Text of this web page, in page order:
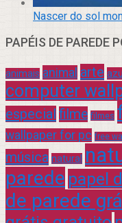
Nascer do sol
PAPÉIS DE PAREDE
animais animal arte
computer
especial filme filmes
wallpaper for pc free
música natural
parede papel
de parede